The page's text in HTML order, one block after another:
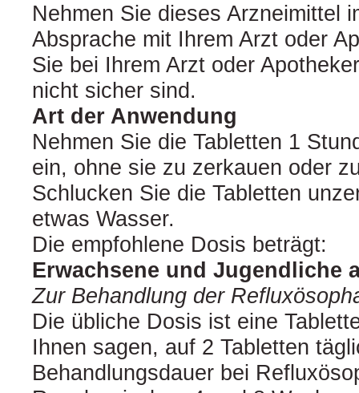
Nehmen Sie dieses Arzneimittel
Absprache mit Ihrem Arzt oder
Sie bei Ihrem Arzt oder
nicht sicher sind.
Art der Anwendung
Nehmen Sie die Tabletten 1
ein, ohne sie zu zerkauen oder
Schlucken Sie die Tabletten
etwas Wasser.
Die empfohlene Dosis beträgt:
Erwachsene und Jugendliche
Zur Behandlung der
Die übliche Dosis ist eine
Ihnen sagen, auf 2 Tabletten
Behandlungsdauer bei